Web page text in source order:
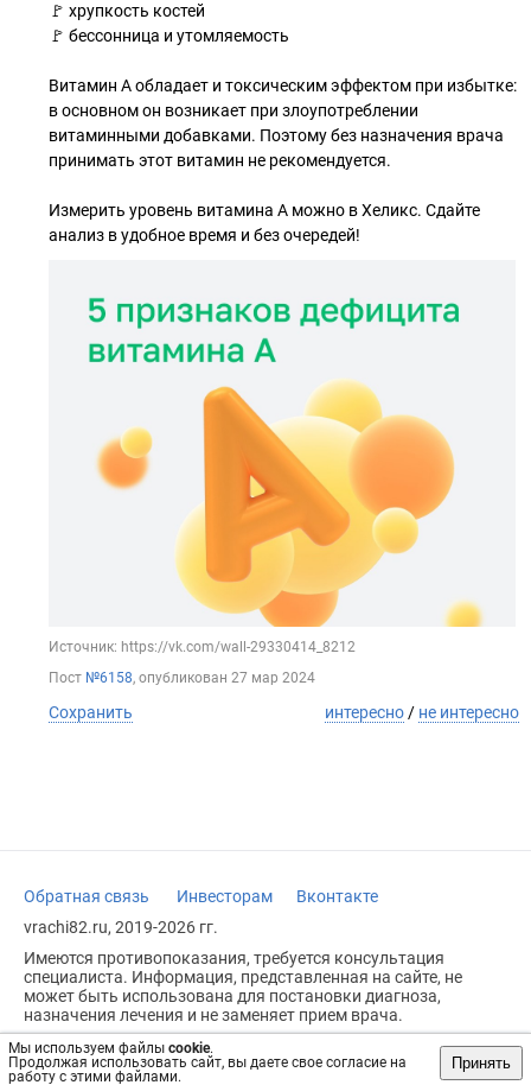
Мы используем файлы cookie.
Продолжая использовать сайт, вы даете свое согласие на
работу с этими файлами.
Принять
🚩 хрупкость костей
🚩 бессонница и утомляемость
Витамин А обладает и токсическим эффектом при избытке:
в основном он возникает при злоупотреблении
витаминными добавками. Поэтому без назначения врача
принимать этот витамин не рекомендуется.
Измерить уровень витамина А можно в Хеликс. Сдайте
анализ в удобное время и без очередей!
Источник: https://vk.com/wall-29330414_8212
Пост №6158, опубликован 27 мар 2024
Сохранить интересно / не интересно
Обратная связь Инвесторам
Вконтакте
vrachi82.ru, 2019-2026 гг.
Имеются противопоказания, требуется консультация
специалиста. Информация, представленная на сайте, не
может быть использована для постановки диагноза,
назначения лечения и не заменяет прием врача.
Возрастное ограничение: 18+